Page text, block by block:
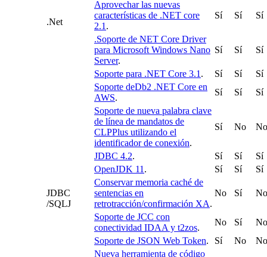
.Net
Aprovechar las nuevas
características de .NET core
2.1 .
Sí Sí Sí
.Soporte de NET Core Driver
para Microsoft Windows Nano
Server.
Sí Sí Sí
Soporte para .NET Core 3.1 . Sí Sí
Sí
Soporte deDb2 .NET Core en
AWS.
Sí Sí Sí
JDBC
/SQLJ
Soporte de nueva palabra clave
de línea de mandatos de
CLPPlus utilizando el
identificador de conexión.
Sí No No
JDBC 4.2. Sí Sí
Sí
OpenJDK 11 . Sí Sí
Sí
Conservar memoria caché de
sentencias en
retrotracción/confirmación XA.
No Sí No
Soporte de JCC con
conectividad IDAA y t2zos.
No Sí
No
Soporte de JSON Web Token. Sí No
No
Nueva herramienta de código